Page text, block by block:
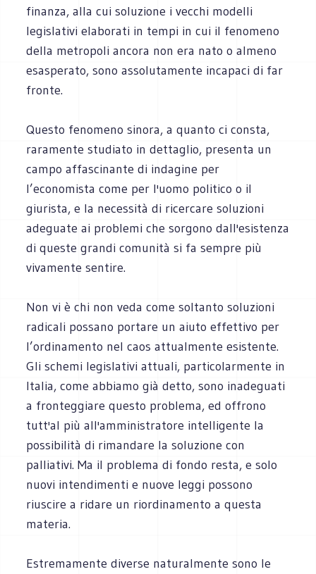
finanza, alla cui soluzione i vecchi modelli
legislativi elaborati in tempi in cui il fenomeno
della metropoli ancora non era nato o almeno
esasperato, sono assolutamente incapaci di far
fronte.
Questo fenomeno sinora, a quanto ci consta,
raramente studiato in dettaglio, presenta un
campo affascinante di indagine per
l’economista come per l'uomo politico o il
giurista, e la necessità di ricercare soluzioni
adeguate ai problemi che sorgono dall'esistenza
di queste grandi comunità si fa sempre più
vivamente sentire.
Non vi è chi non veda come soltanto soluzioni
radicali possano portare un aiuto effettivo per
l’ordinamento nel caos attualmente esistente.
Gli schemi legislativi attuali, particolarmente in
Italia, come abbiamo già detto, sono inadeguati
a fronteggiare questo problema, ed offrono
tutt'al più all'amministratore intelligente la
possibilità di rimandare la soluzione con
palliativi. Ma il problema di fondo resta, e solo
nuovi intendimenti e nuove leggi possono
riuscire a ridare un riordinamento a questa
materia.
Estremamente diverse naturalmente sono le